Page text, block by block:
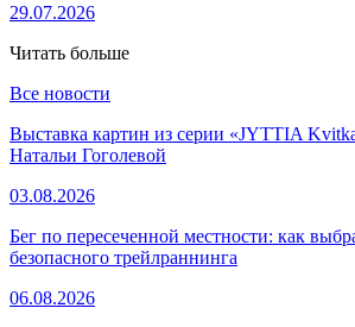
29.07.2026
Читать больше
Все новости
Выставка картин из серии «JYTTIA
Натальи Гоголевой
03.08.2026
Бег по пересеченной местности: как
безопасного трейлраннинга
06.08.2026